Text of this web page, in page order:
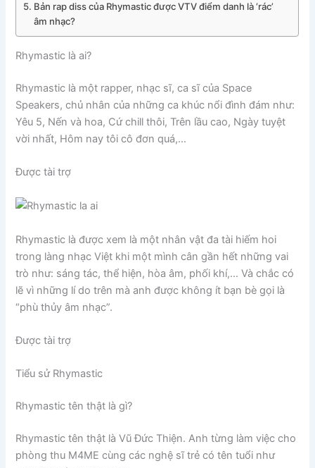
Bản rap diss của Rhymastic được VTV điểm danh là ‘rác’
âm nhạc?
Rhymastic là ai?
Rhymastic là một rapper, nhạc sĩ, ca sĩ của Space
Speakers, chủ nhân của những ca khúc nổi đình đám như:
Yêu 5, Nến và hoa, Cứ chill thôi, Trên lầu cao, Ngày tuyệt
vời nhất, Hôm nay tôi cô đơn quá,…
Được tài trợ
Rhymastic là được xem là một nhân vật đa tài hiếm hoi
trong làng nhạc Việt khi một mình cân gần hết những vai
trò như: sáng tác, thể hiện, hòa âm, phối khí,… Và chắc có
lẽ vì những lí do trên mà anh được không ít bạn bè gọi là
“phù thủy âm nhạc”.
Được tài trợ
Tiểu sử Rhymastic
Rhymastic tên thật là gì?
Rhymastic tên thật là Vũ Đức Thiện. Anh từng làm việc cho
phòng thu M4ME cùng các nghệ sĩ trẻ có tên tuổi như